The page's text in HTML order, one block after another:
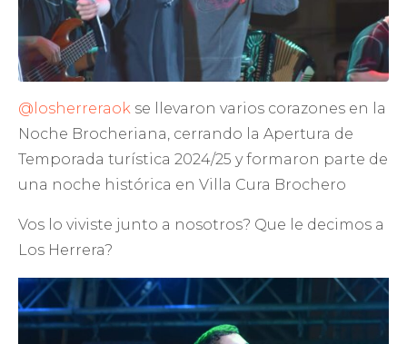
@losherreraok se llevaron varios corazones en la
Noche Brocheriana, cerrando la Apertura de
Temporada turística 2024/25 y formaron parte de
una noche histórica en Villa Cura Brochero
Vos lo viviste junto a nosotros? Que le decimos a
Los Herrera?